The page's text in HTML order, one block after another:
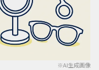
※AI生成画像